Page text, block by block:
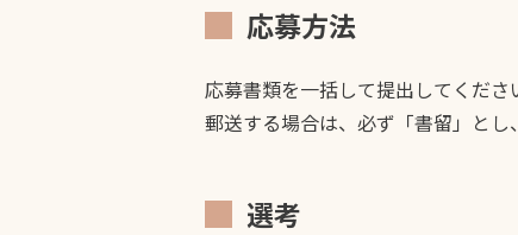
応募方法
応募書類を一括して提出してくださ
郵送する場合は、必ず「書留」とし
選考